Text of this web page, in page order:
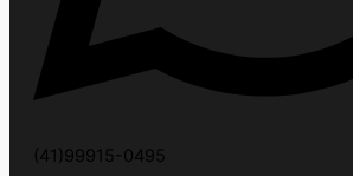
(41)99915-0495